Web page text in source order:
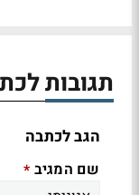
תגובות
הגב לכתבה
שם המגיב *